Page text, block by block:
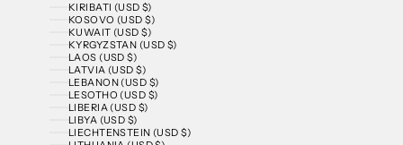
KIRIBATI (USD $)
KOSOVO (USD $)
KUWAIT (USD $)
KYRGYZSTAN (USD $)
LAOS (USD $)
LATVIA (USD $)
LEBANON (USD $)
LESOTHO (USD $)
LIBERIA (USD $)
LIBYA (USD $)
LIECHTENSTEIN (USD $)